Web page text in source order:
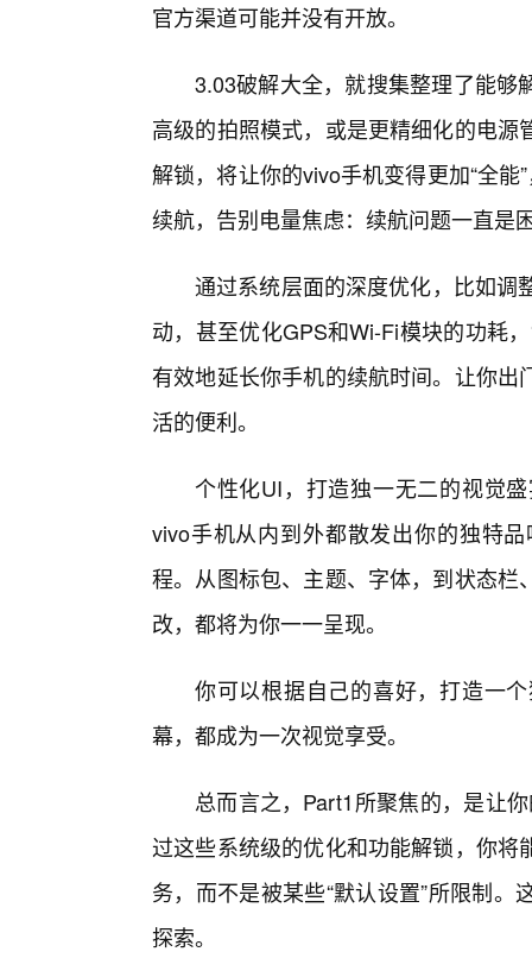
官方渠道可能并没有开放。
3.03破解大全，就搜集整理了能够
高级的拍照模式，或是更精细化的电
解锁，将让你的vivo手机变得更加“全能
续航，告别电量焦虑：续航问题一直是
通过系统层面的深度优化，比如调
动，甚至优化GPS和Wi-Fi模块的功耗
有效地延长你手机的续航时间。让你
活的便利。
个性化UI，打造独一无二的视觉
vivo手机从内到外都散发出你的独特
程。从图标包、主题、字体，到状态
改，都将为你一一呈现。
你可以根据自己的喜好，打造一
幕，都成为一次视觉享受。
总而言之，Part1所聚焦的，是让
过这些系统级的优化和功能解锁，你
务，而不是被某些“默认设置”所限制
探索。